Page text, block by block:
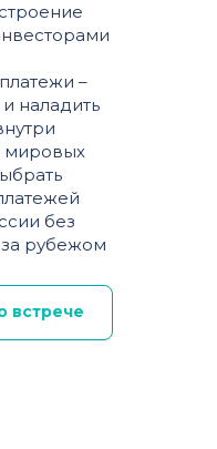
–
наладить
мировых
без
рубежом
встрече